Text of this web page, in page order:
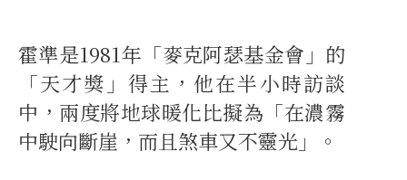
霍準是1981年「麥克阿瑟基金會」的
「天才獎」得主，他在半小時訪談
中，兩度將地球暖化比擬為「在濃霧
中駛向斷崖，而且煞車又不靈光」。